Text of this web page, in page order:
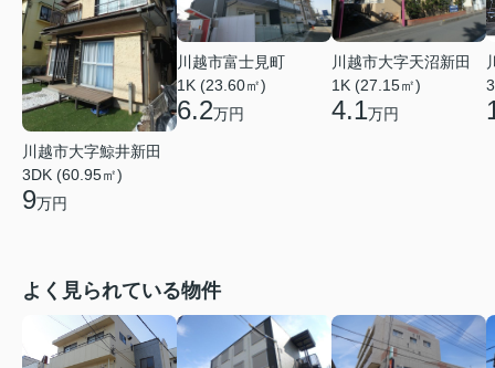
川越市大字鯨井新田
3DK (60.95㎡)
9万円
川越市富士見町
1K (23.60㎡)
6.2万円
川越市大字天沼新田
1K (27.15㎡)
4.1万円
よく見られている物件